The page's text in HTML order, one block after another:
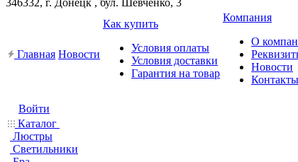
346332, г. Донецк , бул. Шевченко, 3
Главная Новости
Как купить
Условия оплаты
Условия доставки
Гарантия на товар
Компания
О
Новости
Контакты
Войти
Каталог
Люстры
Светильники